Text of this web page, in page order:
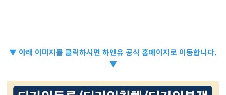
▼ 아래 이미지를 클릭하시면 하앤유 공식 홈페이지로 이동합니다.
▼